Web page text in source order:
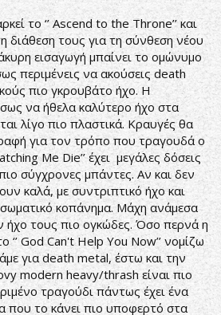
το ‘’ Ascend to the Throne’’ και
διάθεση τους για τη σύνθεση νέου
εισαγωγή μπαίνει το ομώνυμο
περιμένεις να ακούσεις death
πιο γκρουβάτο ήχο. Η
να ήθελα καλύτερο ήχο στα
λίγο πιο πλαστικά. Κραυγές θα
για τον τρόπο που τραγουδά ο
Me Die’’ έχει μεγάλες δόσεις
σύγχρονες μπάντες. Αν και δεν
καλά, με συντριπτικό ήχο και
κοπάνημα. Μάχη ανάμεσα
ήχο τους πιο ογκώδες. Όσο περνά η
God Can't Help You Now’’ νομίζω
για death metal, έστω και την
modern heavy/thrash είναι πιο
τραγούδι πάντως έχει ένα
που το κάνει πιο υποφερτό στα